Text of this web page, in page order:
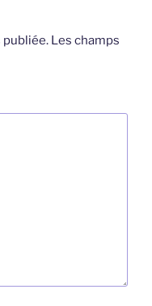
publiée. Les champs